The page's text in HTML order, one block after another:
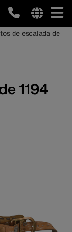
site
de escalada de
1194